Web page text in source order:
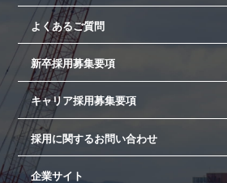
よくあるご質問
新卒採用募集要項
キャリア採用募集要項
採用に関するお問い合わせ
企業サイト